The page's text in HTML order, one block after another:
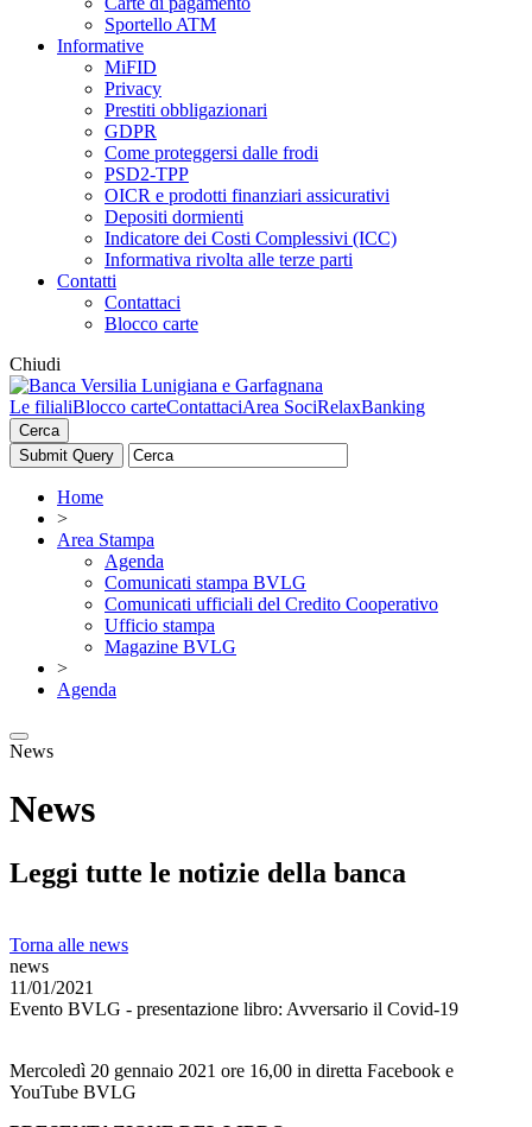
Sportello ATM
Informative
MiFID
Privacy
Prestiti obbligazionari
GDPR
Come proteggersi dalle frodi
PSD2-TPP
OICR e prodotti finanziari assicurativi
Depositi dormienti
Indicatore dei Costi Complessivi (ICC)
Informativa rivolta alle terze parti
Contatti
Contattaci
Blocco carte
Chiudi
Le filialiBlocco carteContattaciArea SociRelaxBanking
Cerca
Home
>
Area Stampa
Agenda
Comunicati stampa BVLG
Comunicati ufficiali del Credito Cooperativo
Ufficio stampa
Magazine BVLG
>
Agenda
News
News
Leggi tutte le notizie della banca
Torna alle news
news
11/01/2021
Evento BVLG - presentazione libro: Avversario il Covid-19
Mercoledì 20 gennaio 2021 ore 16,00 in diretta Facebook e
YouTube BVLG